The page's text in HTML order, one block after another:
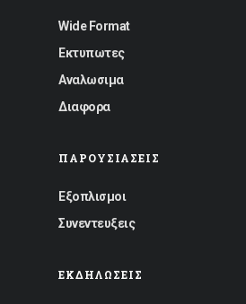
Wide Format
Εκτυπωτες
Αναλωσιμα
Διαφορα
ΠΑΡΟΥΣΙΆΣΕΙΣ
Εξοπλισμοι
Συνεντευξεις
ΕΚΔΗΛΏΣΕΙΣ